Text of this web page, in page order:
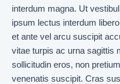
interdum magna. Ut
ipsum lectus interdum
et ante vel arcu suscipit
vitae turpis ac urna sagittis
sollicitudin eros, non
venenatis suscipit. Cras